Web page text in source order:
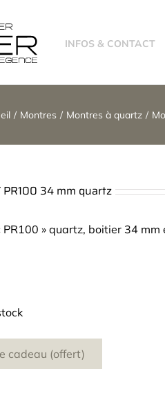
INFOS & CONTACT
Montres Montres à quartz
PR100 34 mm quartz
PR100 » quartz, boitier 34 mm
cadeau (offert)